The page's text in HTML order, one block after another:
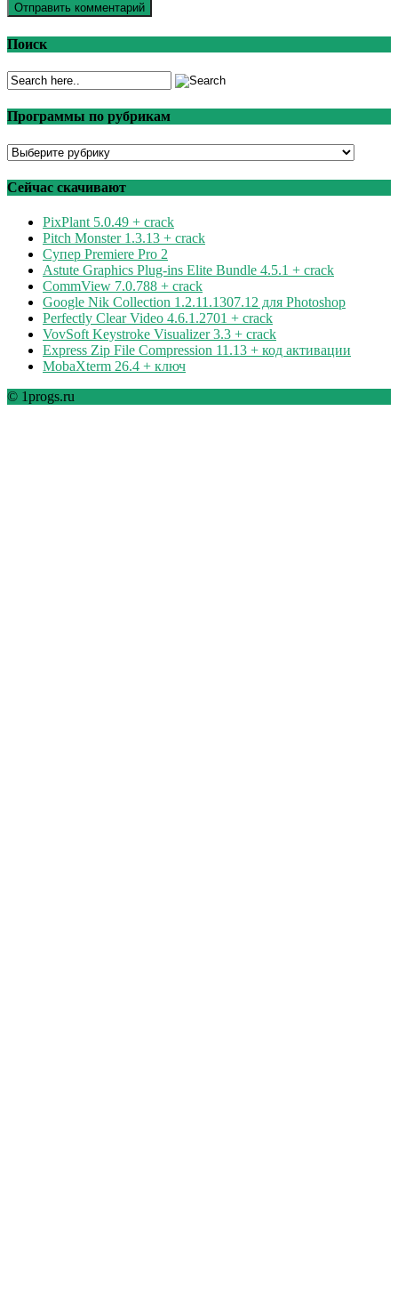
Поиск
Программы по рубрикам
Программы
рубрикам
Сейчас скачивают
PixPlant 5.0.49 + crack
Pitch Monster 1.3.13 + crack
Супер Premiere Pro 2
Astute Graphics Plug-ins Elite Bundle 4.5.1 + crack
CommView 7.0.788 + crack
Google Nik Collection 1.2.11.1307.12 для Photoshop
Perfectly Clear Video 4.6.1.2701 + crack
VovSoft Keystroke Visualizer 3.3 + crack
Express Zip File Compression 11.13 + код активации
MobaXterm 26.4 + ключ
© 1progs.ru